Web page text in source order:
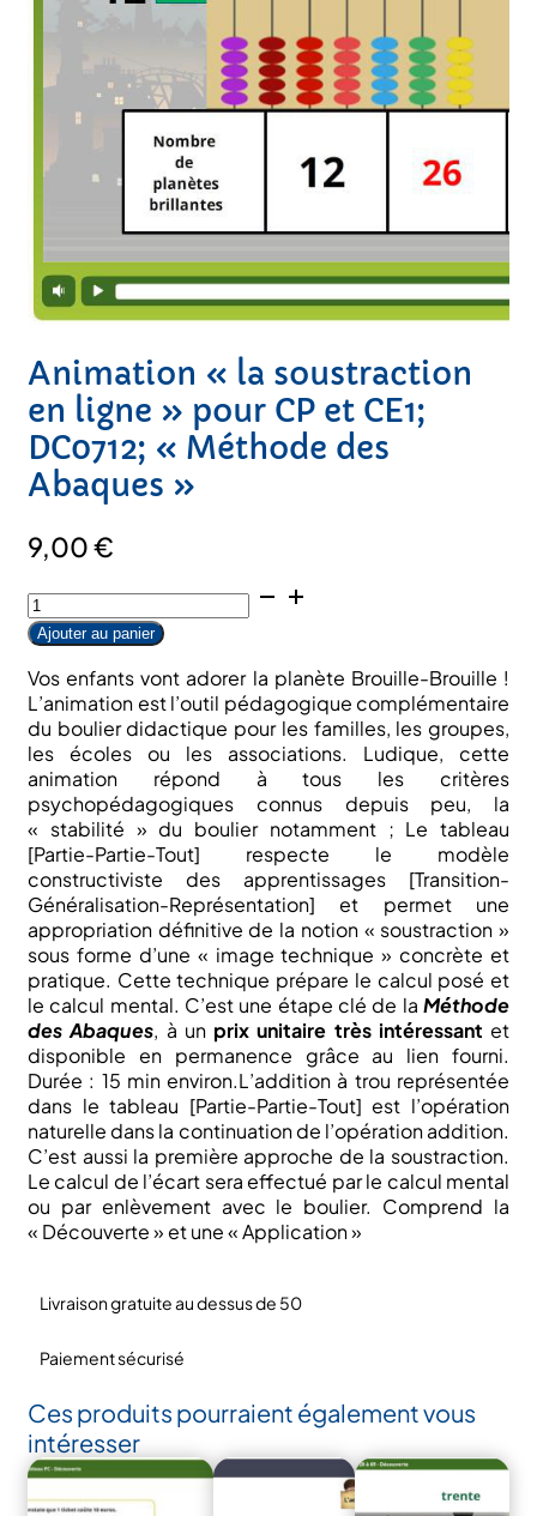
Animation « la soustraction
en ligne » pour CP et CE1;
DC0712; « Méthode des
Abaques »
9,00€
quantité
de
Animation
« la
soustraction
en
ligne
»
pour
CP
et
CE1;
DC0712;
"Méthode
des
Abaques"
Ajouter au panier
Vos enfants vont adorer la planète Brouille-Brouille !
L’animation est l’outil pédagogique complémentaire
du boulier didactique pour les familles, les groupes,
les écoles ou les associations. Ludique, cette
animation répond à tous les critères
psychopédagogiques connus depuis peu, la
« stabilité » du boulier notamment ; Le tableau
[Partie-Partie-Tout] respecte le modèle
constructiviste des apprentissages [Transition-
Généralisation-Représentation] et permet une
appropriation définitive de la notion « soustraction »
sous forme d’une « image technique » concrète et
pratique. Cette technique prépare le calcul posé et
le calcul mental. C’est une étape clé de la Méthode
des Abaques, à un prix unitaire très intéressant et
disponible en permanence grâce au lien fourni.
Durée : 15 min environ.L’addition à trou représentée
dans le tableau [Partie-Partie-Tout] est l’opération
naturelle dans la continuation de l’opération addition.
C’est aussi la première approche de la soustraction.
Le calcul de l’écart sera effectué par le calcul mental
ou par enlèvement avec le boulier. Comprend la
« Découverte » et une « Application »
Livraison gratuite au dessus de 50
Paiement sécurisé
Ces produits pourraient également vous
intéresser